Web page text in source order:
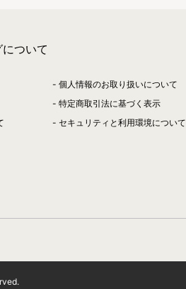
ついて
個人情報のお取り扱いについて
特定商取引法に基づく表示
セキュリティと利用環境について